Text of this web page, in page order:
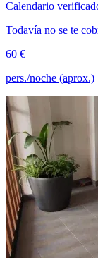
Calendario
Todavía no se te
60 €
pers./noche (aprox.)